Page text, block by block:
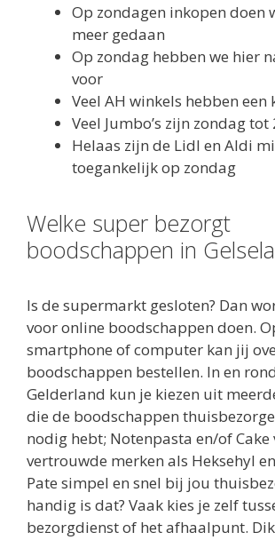
Op zondagen inkopen doen
meer gedaan
Op zondag hebben we hier
voor
Veel AH winkels hebben
Veel Jumbo’s zijn zondag tot
Helaas zijn de Lidl en Aldi
toegankelijk op zondag
Welke super bezorgt
boodschappen in
Is de supermarkt gesloten? Dan
voor online boodschappen doen.
smartphone of computer kan jij
boodschappen bestellen. In en
Gelderland kun je kiezen uit
die de boodschappen
nodig hebt; Notenpasta en/of Cake
vertrouwde merken als Heksehyl
Pate simpel en snel bij jou
handig is dat? Vaak kies je zelf
bezorgdienst of het afhaalpunt.